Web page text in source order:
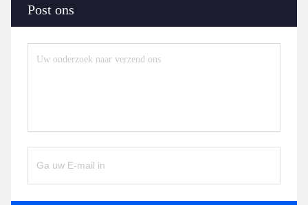
Post ons